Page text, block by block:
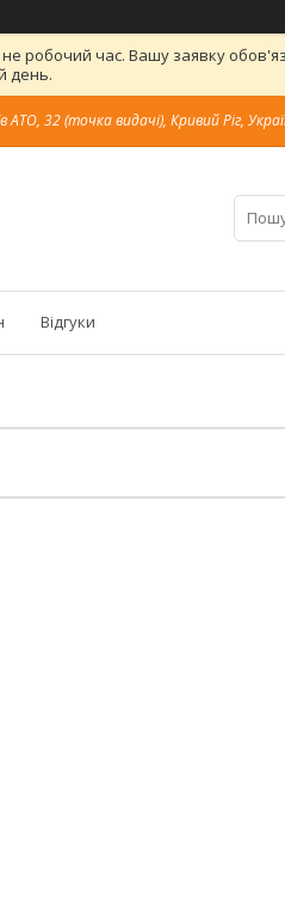
робочий час. Вашу заявку
день.
АТО, 32 (точка видачі), Кривий Ріг,
Відгуки